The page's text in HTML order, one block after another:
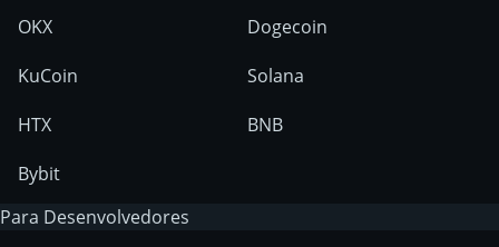
OKX
KuCoin
HTX
Bybit
Dogecoin
Solana
BNB
Para Desenvolvedores